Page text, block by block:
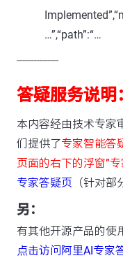
…”,“path”:“…
---------------
答疑服务说明：
本内容经由技术专家
们提供了专家智能答
页面的右下的浮窗”
专家答疑页 （针对
另：
有其他开源产品的使
点击访问阿里AI专家